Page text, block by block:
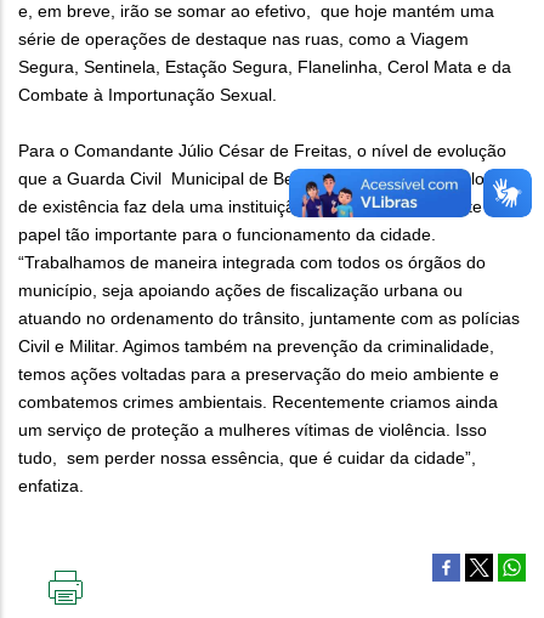
e, em breve, irão se somar ao efetivo, que hoje mantém uma
série de operações de destaque nas ruas, como a Viagem
Segura, Sentinela, Estação Segura, Flanelinha, Cerol Mata e da
Combate à Importunação Sexual.
Para o Comandante Júlio César de Freitas, o nível de evolução
que a Guarda Civil Municipal de Belo Horizonte atingiu ao longo
de existência faz dela uma instituição que ocupa atualmente um
papel tão importante para o funcionamento da cidade.
“Trabalhamos de maneira integrada com todos os órgãos do
município, seja apoiando ações de fiscalização urbana ou
atuando no ordenamento do trânsito, juntamente com as polícias
Civil e Militar. Agimos também na prevenção da criminalidade,
temos ações voltadas para a preservação do meio ambiente e
combatemos crimes ambientais. Recentemente criamos ainda
um serviço de proteção a mulheres vítimas de violência. Isso
tudo, sem perder nossa essência, que é cuidar da cidade”,
enfatiza.